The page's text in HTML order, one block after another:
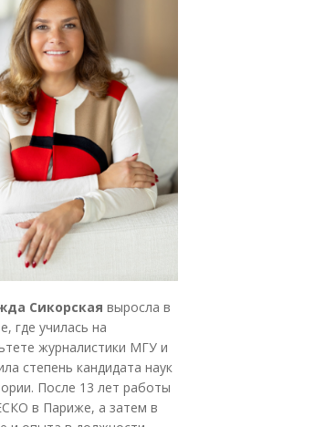
Сикорская выросла в
где училась на
журналистики МГУ и
степень кандидата наук
После 13 лет работы
в Париже, а затем в